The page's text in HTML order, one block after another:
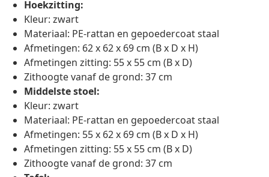
Hoekzitting:
Kleur: zwart
Materiaal: PE-rattan en gepoedercoat staal
Afmetingen: 62 x 62 x 69 cm (B x D x H)
Afmetingen zitting: 55 x 55 cm (B x D)
Zithoogte vanaf de grond: 37 cm
Middelste stoel:
Kleur: zwart
Materiaal: PE-rattan en gepoedercoat staal
Afmetingen: 55 x 62 x 69 cm (B x D x H)
Afmetingen zitting: 55 x 55 cm (B x D)
Zithoogte vanaf de grond: 37 cm